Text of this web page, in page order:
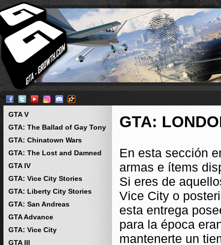
GTA V
GTA: The Ballad of Gay Tony
GTA: Chinatown Wars
GTA: The Lost and Damned
GTA IV
GTA: Vice City Stories
GTA: Liberty City Stories
GTA: San Andreas
GTA Advance
GTA: Vice City
GTA III
GTA:
En esta sección
armas e ítems
Si eres de
Vice City o
esta entrega
para la época
mantenerte un